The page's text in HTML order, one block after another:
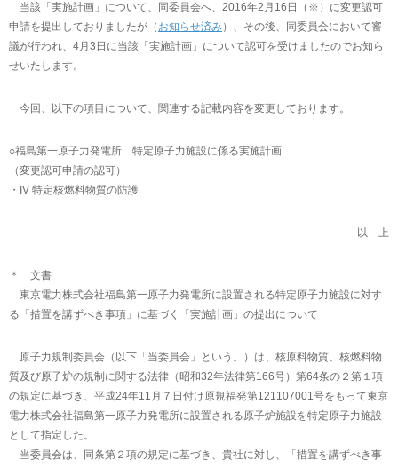
当該「実施計画」について、同委員会へ、2016年2月16日（※）に変更認可
申請を提出しておりましたが（ お知らせ済み）、その後、同委員会において審
議が行われ、4月3日に当該「実施計画」について認可を受けましたのでお知ら
せいたします。
今回、以下の項目について、関連する記載内容を変更しております。
○福島第一原子力発電所 特定原子力施設に係る実施計画
（変更認可申請の認可）
・IV 特定核燃料物質の防護
以 上
＊ 文書
東京電力株式会社福島第一原子力発電所に設置される特定原子力施設に対す
る「措置を講ずべき事項」に基づく「実施計画」の提出について
原子力規制委員会（以下「当委員会」という。）は、核原料物質、核燃料物
質及び原子炉の規制に関する法律（昭和32年法律第166号）第64条の２第１項
の規定に基づき、平成24年11月７日付け原規福発第121107001号をもって東京
電力株式会社福島第一原子力発電所に設置される原子炉施設を特定原子力施設
として指定した。
当委員会は、同条第２項の規定に基づき、貴社に対し、「措置を講ずべき事